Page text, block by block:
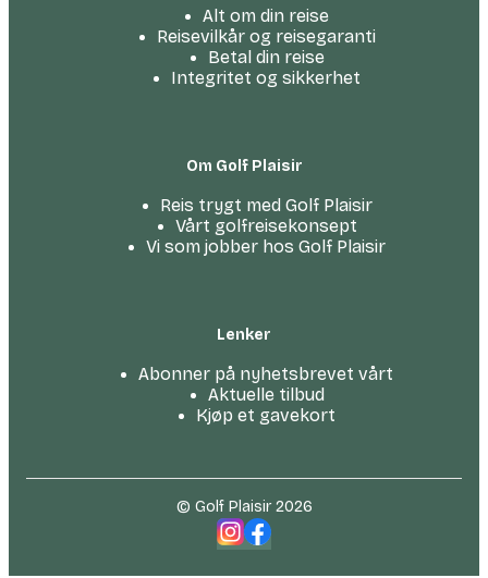
Alt om din reise
Reisevilkår og reisegaranti
Betal din reise
Integritet og sikkerhet
Om Golf Plaisir
Reis trygt med Golf Plaisir
Vårt golfreise­konsept
Vi som jobber hos Golf Plaisir
Lenker
Abonner på nyhetsbrevet vårt
Aktuelle tilbud
Kjøp et gavekort
© Golf Plaisir 2026